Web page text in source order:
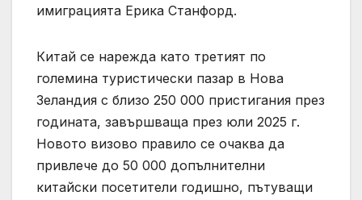
имиграцията Ерика Станфорд.
Китай се нарежда като третият по
големина туристически пазар в Нова
Зеландия с близо 250 000 пристигания през
годината, завършваща през юли 2025 г.
Новото визово правило се очаква да
привлече до 50 000 допълнителни
китайски посетители годишно, пътуващи